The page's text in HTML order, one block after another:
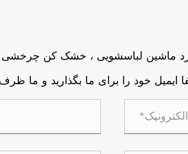
ماشین لباسشویی ، خشک کن چرخشی